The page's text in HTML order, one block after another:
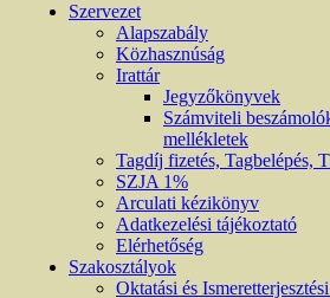
Szervezet
Alapszabály
Közhasznúság
Irattár
Jegyzőkönyvek
Számviteli
mellékletek
Tagdíj fizetés, Tagbelépés,
SZJA 1%
Arculati kézikönyv
Adatkezelési tájékoztató
Elérhetőség
Szakosztályok
Oktatási és